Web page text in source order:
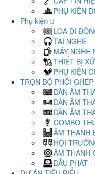
PHỤ KIỆN
Phụ kiện
LOA DI
TAI NGHE
MÁY NGHE
THIẾT BỊ
PHỤ KIỆN
TRỌN BỘ PHỐI GHÉP
DÀN ÂM
DÀN ÂM
DÀN ÂM
COMBO
ÂM THANH
HỘI
ÂM THANH
ĐẦU PHÁT -